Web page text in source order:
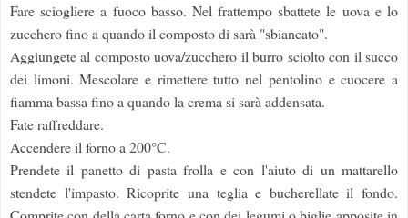
Fare sciogliere a fuoco basso. Nel frattempo sbattete le uova e lo
zucchero fino a quando il composto di sarà "sbiancato".
Aggiungete al composto uova/zucchero il burro sciolto con il succo
dei limoni. Mescolare e rimettere tutto nel pentolino e cuocere a
fiamma bassa fino a quando la crema si sarà addensata.
Fate raffreddare.
Accendere il forno a 200°C.
Prendete il panetto di pasta frolla e con l'aiuto di un mattarello
stendete l'impasto. Ricoprite una teglia e bucherellate il fondo.